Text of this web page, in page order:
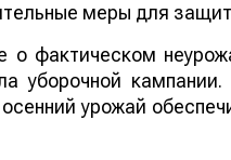
меры для
о фактическом
уборочной
урожай